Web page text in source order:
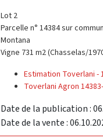
Lot 2
Parcelle n° 14384 sur
Montana
Vigne 731 m2 (Chasselas/
Estimation Toverlani -
Toverlani Agron
Date de la publication :
Date de la vente :